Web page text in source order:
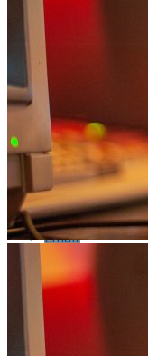
Reddit
Pinterest
Whatsapp
Whatsapp
Email